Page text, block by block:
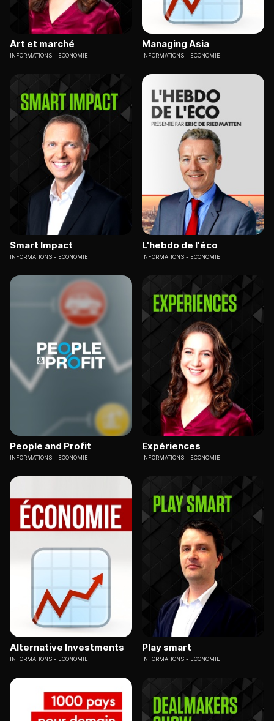
Art et marché
INFORMATIONS ECONOMIE
Managing Asia
INFORMATIONS ECONOMIE
Smart Impact
INFORMATIONS ECONOMIE
L'hebdo de l'éco
INFORMATIONS ECONOMIE
People and Profit
INFORMATIONS ECONOMIE
Expériences
INFORMATIONS ECONOMIE
Alternative Investments
INFORMATIONS ECONOMIE
Play smart
INFORMATIONS ECONOMIE